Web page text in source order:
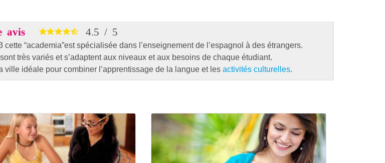
avis 4.5 / 5
cette “academia”est spécialisée dans l’enseignement de l’espagnol à des étrangers.
très variés et s’adaptent aux niveaux et aux besoins de chaque étudiant.
ville idéale pour combiner l’apprentissage de la langue et les activités culturelles.